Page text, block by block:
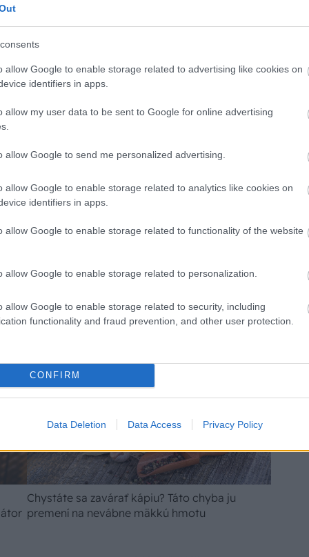
allow Google to enable storage related to advertising like cookies on
identifiers in apps.
allow my user data to be sent to Google for online advertising
allow Google to send me personalized advertising.
allow Google to enable storage related to analytics like cookies on
identifiers in apps.
allow Google to enable storage related to functionality of the website
allow Google to enable storage related to personalization.
allow Google to enable storage related to security, including
functionality and fraud prevention, and other user protection.
CONFIRM
Data Deletion Data Access Privacy Policy
Návod, ako v nových dotačných výzvach
Chystáte sa zavárať kápiu? Táto chyba ju
premení na nevábne mäkkú hmotu